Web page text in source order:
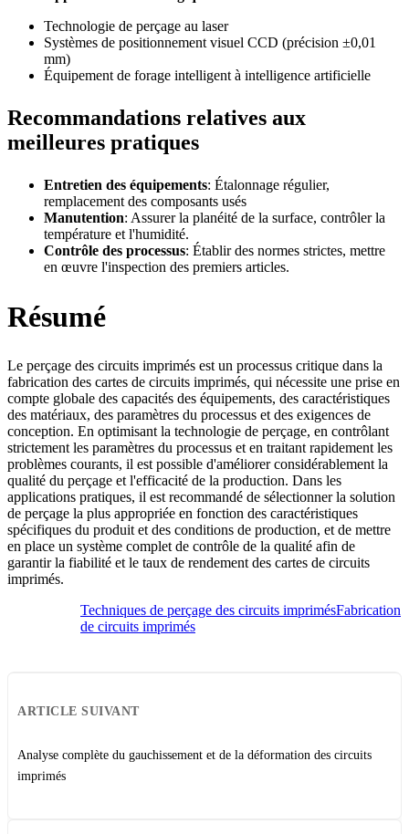
Technologie de perçage au laser
Systèmes de positionnement visuel CCD (précision ±0,01
mm)
Équipement de forage intelligent à intelligence artificielle
Recommandations relatives aux
meilleures pratiques
Entretien des équipements: Étalonnage régulier,
remplacement des composants usés
Manutention: Assurer la planéité de la surface, contrôler la
température et l'humidité.
Contrôle des processus: Établir des normes strictes, mettre
en œuvre l'inspection des premiers articles.
Résumé
Le perçage des circuits imprimés est un processus critique dans la
fabrication des cartes de circuits imprimés, qui nécessite une prise en
compte globale des capacités des équipements, des caractéristiques
des matériaux, des paramètres du processus et des exigences de
conception. En optimisant la technologie de perçage, en contrôlant
strictement les paramètres du processus et en traitant rapidement les
problèmes courants, il est possible d'améliorer considérablement la
qualité du perçage et l'efficacité de la production. Dans les
applications pratiques, il est recommandé de sélectionner la solution
de perçage la plus appropriée en fonction des caractéristiques
spécifiques du produit et des conditions de production, et de mettre
en place un système complet de contrôle de la qualité afin de
garantir la fiabilité et le taux de rendement des cartes de circuits
imprimés.
Techniques de perçage des circuits imprimésFabrication
de circuits imprimés
ARTICLE SUIVANT
Analyse complète du gauchissement et de la déformation des circuits
imprimés